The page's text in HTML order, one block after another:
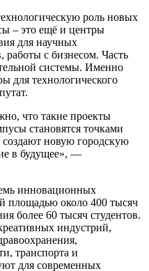
роль новых
– это ещё и центры
для научных
работы с бизнесом. Часть
системы. Именно
для технологического
что такие проекты
становятся точками
новую городскую
в будущее», —
инновационных
площадью около 400 тысяч
более 60 тысяч студентов.
индустрий,
транспорта и
для современных